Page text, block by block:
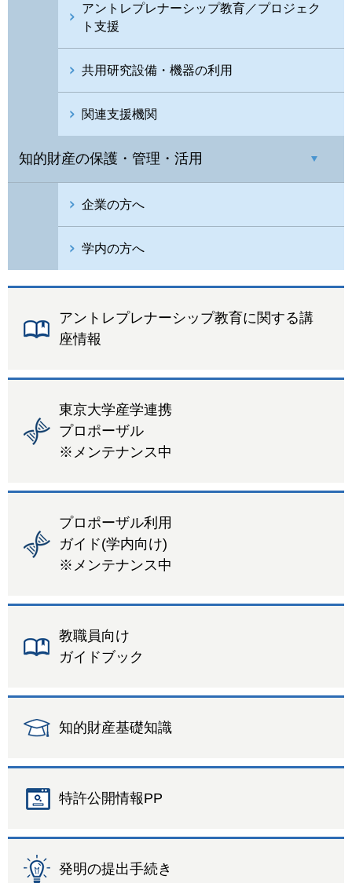
アントレプレナーシップ教育／プロジェク
ト支援
共用研究設備・機器の利用
関連支援機関
知的財産の保護・管理・活用
企業の方へ
学内の方へ
アントレプレナーシップ教育に関する講
座情報
東京大学産学連携
プロポーザル
※メンテナンス中
プロポーザル利用
ガイド(学内向け)
※メンテナンス中
教職員向け
ガイドブック
知的財産基礎知識
特許公開情報PP
発明の提出手続き